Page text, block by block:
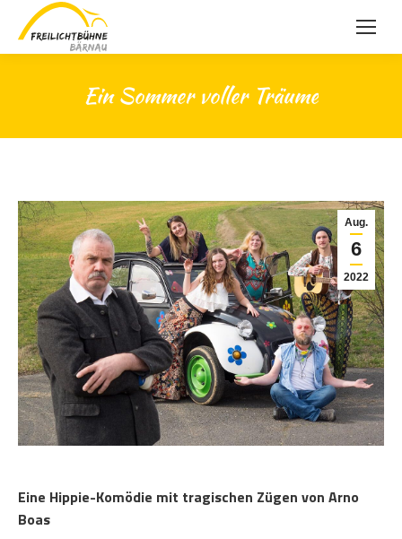
Ein Sommer voller Träume
Aug.
6
2022
Eine Hippie-Komödie mit tragischen Zügen von Arno
Boas